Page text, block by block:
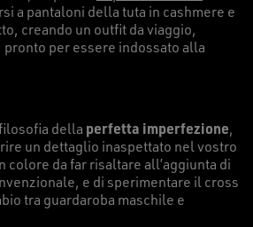
a pantaloni della tuta in cashmere e
creando un outfit da viaggio,
per essere indossato alla
della perfetta imperfezione,
un dettaglio inaspettato nel vostro
colore da far risaltare all’aggiunta di
e di sperimentare il cross
tra guardaroba maschile e